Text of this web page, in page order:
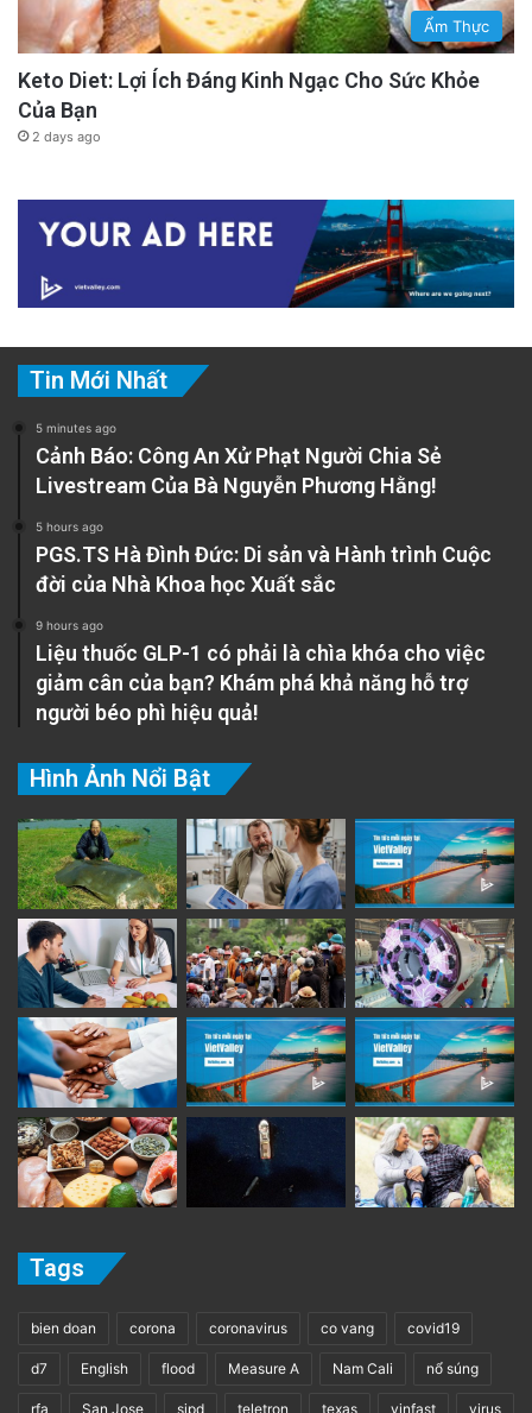
Ẩm Thực
Keto Diet: Lợi Ích Đáng Kinh Ngạc Cho Sức Khỏe
Của Bạn
2 days ago
Tin Mới Nhất
5 minutes ago
Cảnh Báo: Công An Xử Phạt Người Chia Sẻ
Livestream Của Bà Nguyễn Phương Hằng!
5 hours ago
PGS.TS Hà Đình Đức: Di sản và Hành trình Cuộc
đời của Nhà Khoa học Xuất sắc
9 hours ago
Liệu thuốc GLP-1 có phải là chìa khóa cho việc
giảm cân của bạn? Khám phá khả năng hỗ trợ
người béo phì hiệu quả!
Hình Ảnh Nổi Bật
Tags
bien doan corona coronavirus co vang covid19
d7 English flood Measure A Nam Cali nổ súng
rfa San Jose sjpd teletron texas vinfast virus